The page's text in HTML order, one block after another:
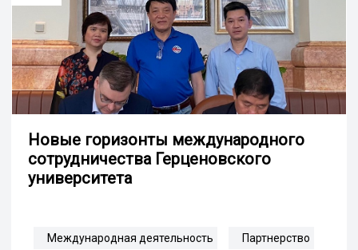
Новые горизонты международного
сотрудничества Герценовского
университета
Международная деятельность Партнерство